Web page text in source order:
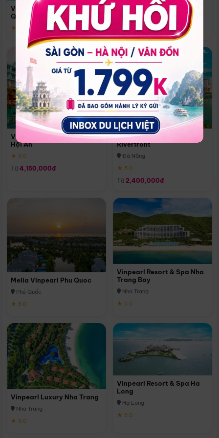
Vinpearl Resort & Spa Phu
Quoc
★ 5.0
Quoc
Phú Quốc
★ 5.0
Vinpearl Resort & Golf Nam
Hội An
★ 5.0
Từ 4,150,000đ
Melia Vinpearl Danang
Riverfront
Đà Nẵng
★ 5.0
Từ 2,400,000đ
Melia Vinpearl Phu Quoc
Phú Quốc
★ 5.0
Vinpearl Resort & Spa Nha
Trang Bay
Nha Trang
★ 5.0
Vinpearl Luxury Nha Trang
Nha Trang
★ 5.0
Vinpearl Resort & Spa Ha
Long
Hạ Long
★ 5.0